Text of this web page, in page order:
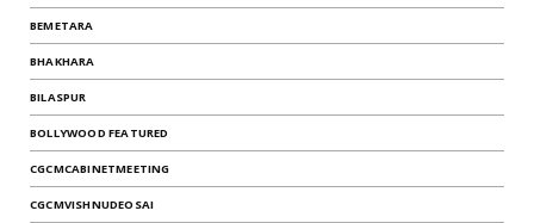
BEMETARA
BHAKHARA
BILASPUR
BOLLYWOOD FEATURED
CGCMCABINETMEETING
CGCMVISHNUDEOSAI